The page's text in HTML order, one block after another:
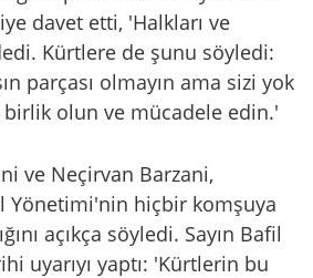
davet etti, 'Halkları ve
Kürtlere de şunu söyledi:
parçası olmayın ama sizi yok
birlik olun ve mücadele edin.'
ve Neçirvan Barzani,
Yönetimi'nin hiçbir komşuya
açıkça söyledi. Sayın Bafil
uyarıyı yaptı: 'Kürtlerin bu